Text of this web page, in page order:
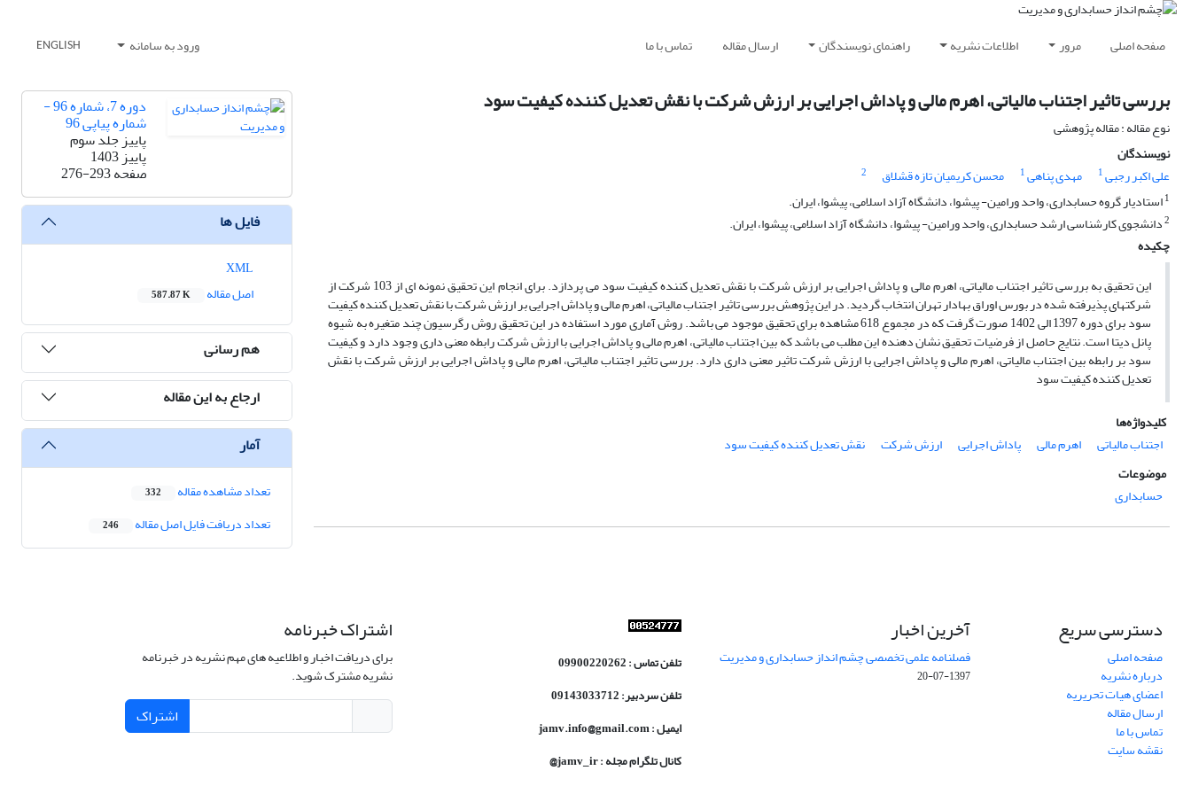
صفحه اصلی مرور اطلاعات نشریه راهنمای نویسندگان ارسال مقاله تماس با ما ورود به سامانه ENGLISH
بررسی تاثیر اجتناب مالیاتی، اهرم مالی و پاداش اجرایی بر ارزش شرکت با نقش تعدیل کننده کیفیت سود
نوع مقاله : مقاله پژوهشی
نویسندگان
علی اکبر رجبی1 مهدی پناهی1 محسن کریمیان تازه قشلاق
2
1استادیار گروه حسابداری، واحد ورامین- پیشوا، دانشگاه آزاد اسلامی، پیشوا، ایران.
2دانشجوی کارشناسی ارشد حسابداری، واحد ورامین- پیشوا، دانشگاه آزاد اسلامی، پیشوا، ایران.
چکیده
این تحقیق به بررسی تاثیر اجتناب مالیاتی، اهرم مالی و پاداش اجرایی بر ارزش شرکت با نقش تعدیل کننده کیفیت سود می پردازد. برای انجام این تحقیق نمونه ای از 103 شرکت از
شرکتهای پذیرفته شده در بورس اوراق بهادار تهران انتخاب گردید. در این پژوهش بررسی تاثیر اجتناب مالیاتی، اهرم مالی و پاداش اجرایی بر ارزش شرکت با نقش تعدیل کننده کیفیت
سود برای دوره 1397 الی 1402 صورت گرفت که در مجموع 618 مشاهده برای تحقیق موجود می باشد. روش آماری مورد استفاده در این تحقیق روش رگرسیون چند متغیره به شیوه
پانل دیتا است. نتایج حاصل از فرضیات تحقیق نشان دهنده این مطلب می باشد که بین اجتناب مالیاتی، اهرم مالی و پاداش اجرایی با ارزش شرکت رابطه معنی داری وجود دارد و کیفیت
سود بر رابطه بین اجتناب مالیاتی، اهرم مالی و پاداش اجرایی با ارزش شرکت تاثیر معنی داری دارد. بررسی تاثیر اجتناب مالیاتی، اهرم مالی و پاداش اجرایی بر ارزش شرکت با نقش
تعدیل کننده کیفیت سود
کلیدواژه‌ها
اجتناب مالیاتی
اهرم مالی پاداش اجرایی ارزش شرکت
نقش تعدیل کننده کیفیت سود
موضوعات
حسابداری
دوره 7، شماره 96 -
شماره پیاپی 96
پاییز جلد سوم
پاییز 1403
صفحه276-293
فایل ها
اصل مقاله
587.87 K
هم رسانی
ارجاع به این مقاله
آمار
تعداد مشاهده مقاله 332
تعداد دریافت فایل اصل مقاله 246
دسترسی سریع
صفحه اصلی
درباره نشریه
اعضای هیات تحریریه
ارسال مقاله
تماس با ما
نقشه سایت
آخرین اخبار
فصلنامه علمی تخصصی چشم انداز حسابداری و مدیریت
1397-07-20
تلفن تماس : 09900220262
تلفن سردبیر: 09143033712
ایمیل : jamv.info@gmail.com
کانال تلگرام مجله : jamv_ir@
اشتراک خبرنامه
برای دریافت اخبار و اطلاعیه های مهم نشریه در خبرنامه
نشریه مشترک شوید.
اشتراک